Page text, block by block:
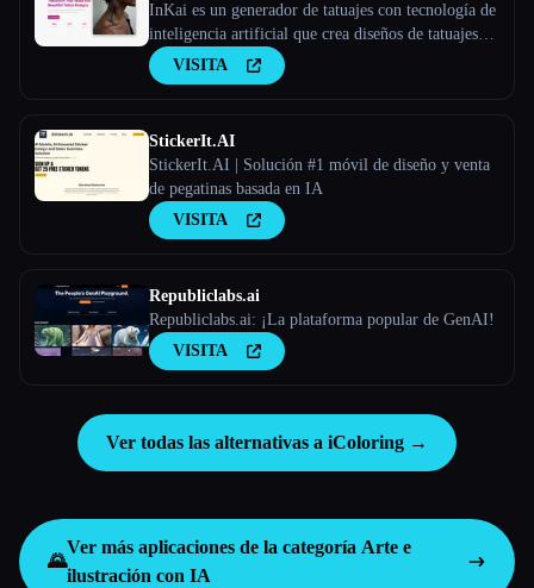
InKai es un generador de tatuajes con tecnología de
inteligencia artificial que crea diseños de tatuajes
personalizados en función de los comentarios de los
usuarios.
VISITA
StickerIt.AI
StickerIt.AI | Solución #1 móvil de diseño y venta
de pegatinas basada en IA
VISITA
Republiclabs.ai
Republiclabs.ai: ¡La plataforma popular de GenAI!
VISITA
Ver todas las alternativas a iColoring →
🌄
Ver más aplicaciones de la categoría Arte e
ilustración con IA